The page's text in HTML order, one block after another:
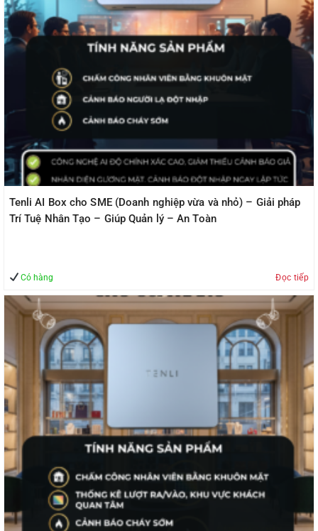
Tenli AI Box cho SME (Doanh nghiệp vừa và nhỏ) – Giải pháp
Trí Tuệ Nhân Tạo – Giúp Quản lý – An Toàn
Có hàng Đọc tiếp